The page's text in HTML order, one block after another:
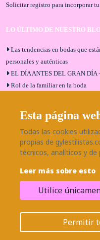
Solicitar registro para incorporar tu
LO ÚLTIMO DE NUESTRO
Las tendencias en bodas que
personales y auténticas
EL DÍA ANTES DEL GRAN DÍA
Rol de la familiar en la boda
Bodas en Alhaurín de la Torre:
Málaga
¿Cómo será tu boda?
Blog de bodas
SÍGUENOS EN NUESTRAS
© 2026 Grupo BodaEventos |
Esta página
Todas las cookies
propias de
técnicos, analíticos y de
Leer más sobre esto
Utilice
Permitir